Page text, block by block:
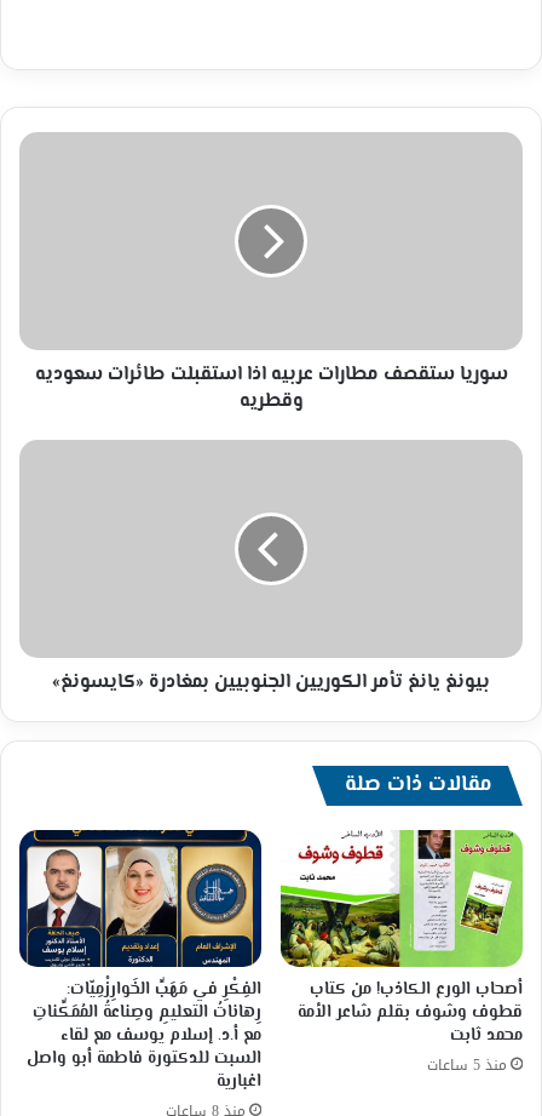
سوريا
وقطريه
سوريا ستقصف مطارات عربيه اذا استقبلت طائرات سعوديه
وقطريه
بيونغ
بيونغ يانغ تأمر الكوريين الجنوبيين بمغادرة «كايسونغ»
مقالات ذات صلة
أصحاب الورع الكاذب! من كتاب
قطوف وشوف بقلم شاعر الأمة
محمد ثابت
منذ 5 ساعات
الفِكْرِ في مَهَبِّ الخَوارِزْمِيّات:
رِهاناتُ التعليمِ وصِناعةُ المُمَكِّناتِ
مع أ.د. إسلام يوسف مع لقاء
السبت للدكتورة فاطمة أبو واصل
اغبارية